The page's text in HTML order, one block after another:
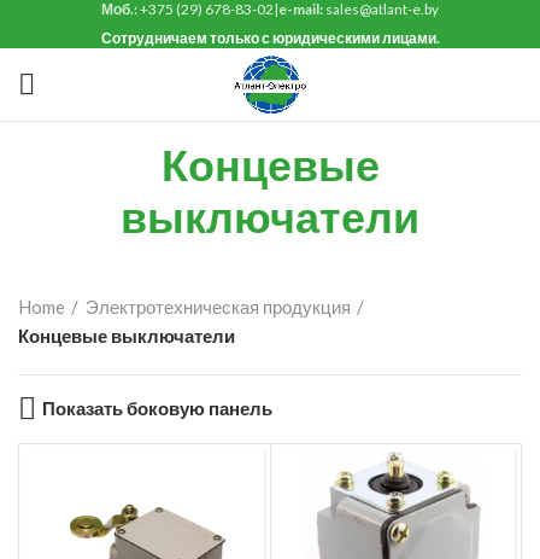
Моб.:+375 (29) 678-83-02 |e-mail: sales@atlant-e.by
Сотрудничаем только с юридическими лицами.
Концевые
выключатели
Home
Электротехническая продукция
Концевые выключатели
Показать боковую панель